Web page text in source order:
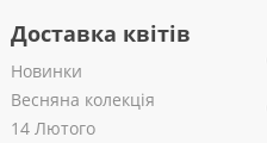
Доставка квітів
Новинки
Весняна колекція
14 Лютого